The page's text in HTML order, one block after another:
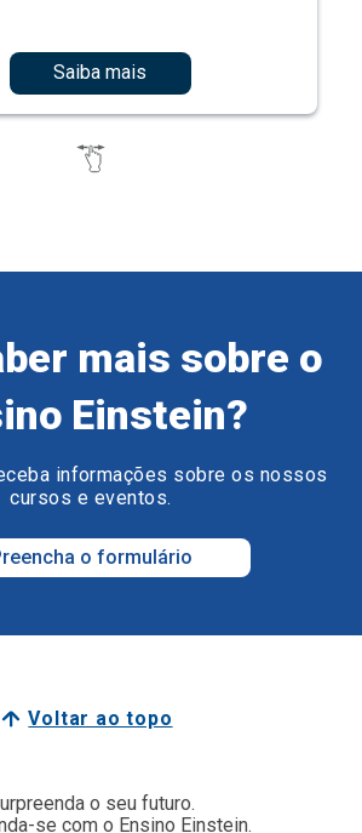
Saiba mais
mais sobre o
Einstein?
informações sobre os nossos
cursos e eventos.
o formulário
Voltar ao topo
o seu futuro.
se com o Ensino Einstein.